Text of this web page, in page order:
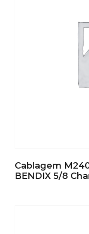
Cablagem
BENDIX 5/8